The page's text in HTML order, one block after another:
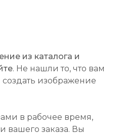
из каталога и
. Не нашли то, что вам
изображение
в рабочее время,
вашего заказа. Вы